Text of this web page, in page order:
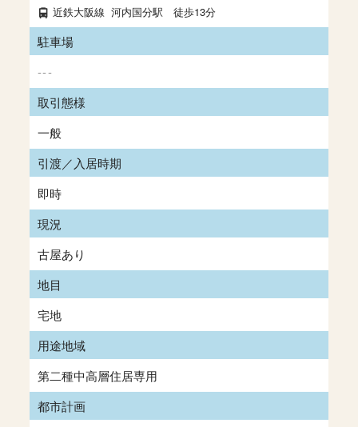
近鉄大阪線 河内国分駅 徒歩13分
駐車場
---
取引態様
一般
引渡／入居時期
即時
現況
古屋あり
地目
宅地
用途地域
第二種中高層住居専用
都市計画